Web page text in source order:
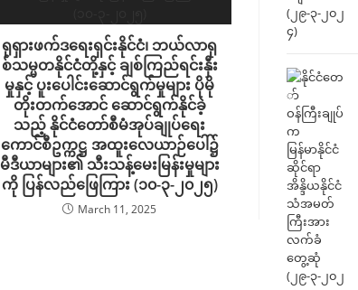
ရုရှားဖက်ဒရေးရှင်းနိုင်ငံ၊ ဘယ်လာရု
စ်သမ္မတနိုင်ငံတို့နှင့် ချစ်ကြည်ရင်းနှီး
မှုနှင့် ပူးပေါင်းဆောင်ရွက်မှုများ ပိုမို
တိုးတက်အောင် ဆောင်ရွက်နိုင်ခဲ့
သည့် နိုင်ငံတော်စီမံအုပ်ချုပ်ရေး
ကောင်စီဥက္ကဋ္ဌ အထူးလေယာဉ်ပေါ်၌
မီဒီယာများ၏ သီးသန့်မေးမြန်းမှုများ
ကို ပြန်လည်ဖြေကြား (၁၀-၃-၂၀၂၅)
March 11, 2025